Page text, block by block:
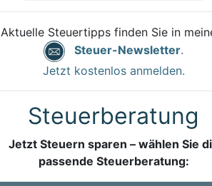
Aktuelle Steuertipps finden Sie in
Steuer-Newsletter.
Jetzt kostenlos anmelden.
Steuerberatung
Jetzt Steuern sparen – wählen Sie
passende Steuerberatung: